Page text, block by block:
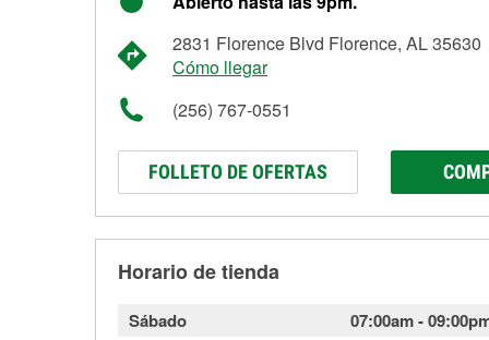
2831 Florence Blvd Florence, AL 35630
Cómo llegar
(256) 767-0551
FOLLETO DE OFERTAS
Horario de tienda
Sábado 07:00am-